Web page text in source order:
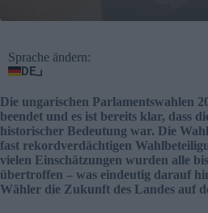
Sprache ändern:
DE
Die ungarischen Parlamentswahlen
beendet und es ist bereits klar, dass
historischer Bedeutung war. Die
fast rekordverdächtigen
vielen Einschätzungen wurden alle
übertroffen – was eindeutig darauf
Wähler die Zukunft des Landes auf